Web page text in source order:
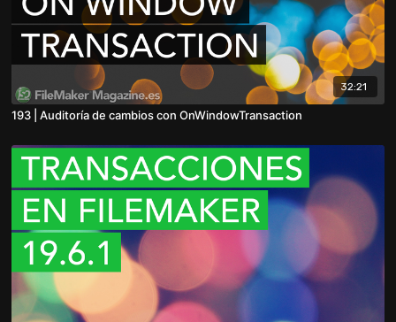
32:21
193 | Auditoría de cambios con OnWindowTransaction